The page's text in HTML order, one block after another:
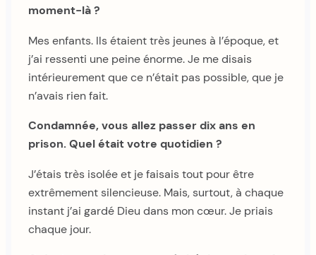
moment-là ?
Mes enfants. Ils étaient très jeunes à l’époque, et
j’ai ressenti une peine énorme. Je me disais
intérieurement que ce n’était pas possible, que je
n’avais rien fait.
Condamnée, vous allez passer dix ans en
prison. Quel était votre quotidien ?
J’étais très isolée et je faisais tout pour être
extrêmement silencieuse. Mais, surtout, à chaque
instant j’ai gardé Dieu dans mon cœur. Je priais
chaque jour.